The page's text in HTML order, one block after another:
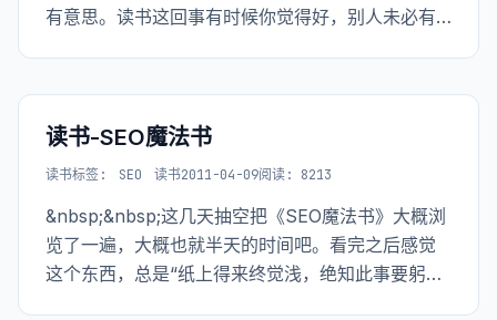
有意思。读书这回事有时候你觉得好，别人未必有
读书-SEO魔法书
读书标签: SEO 读书2011-04-09阅读: 8213
&nbsp;&nbsp;这几天抽空把《SEO魔法书》大概浏
览了一遍，大概也就半天的时间吧。看完之后感觉
这个东西，总是“纸上得来终觉浅，绝知此事要躬